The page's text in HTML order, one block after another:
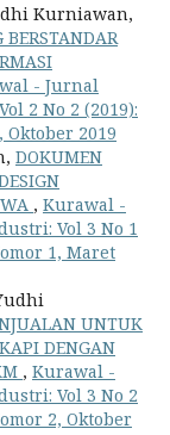
Kurniawan,
- Jurnal
2 No 2 (2019):
2019
DOKUMEN
, Kurawal -
Vol 3 No 1
1, Maret
UNTUK
DENGAN
, Kurawal -
Vol 3 No 2
2, Oktober